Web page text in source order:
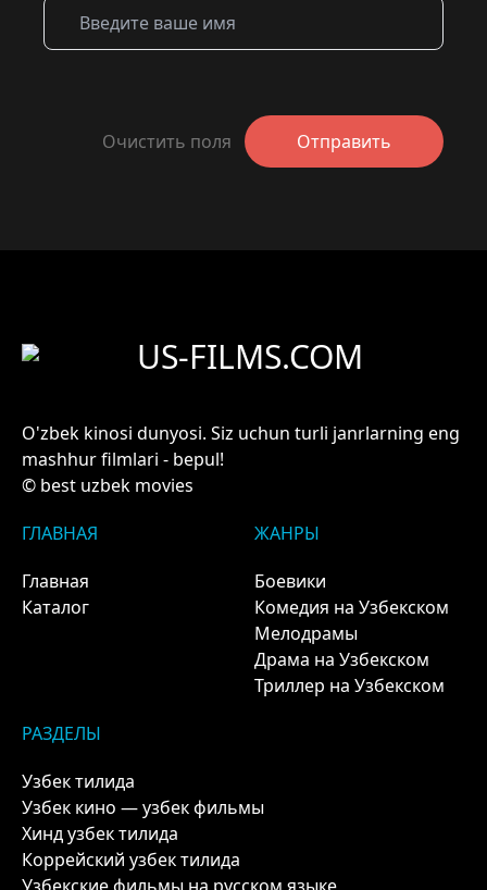
Очистить поля Отправить
US-FILMS.COM
O'zbek kinosi dunyosi. Siz uchun turli janrlarning eng
mashhur filmlari - bepul!
© best uzbek movies
ГЛАВНАЯ
Главная
Каталог
ЖАНРЫ
Боевики
Комедия на Узбекском
Мелодрамы
Драма на Узбекском
Триллер на Узбекском
РАЗДЕЛЫ
Узбек тилида
Узбек кино — узбек фильмы
Хинд узбек тилида
Коррейский узбек тилида